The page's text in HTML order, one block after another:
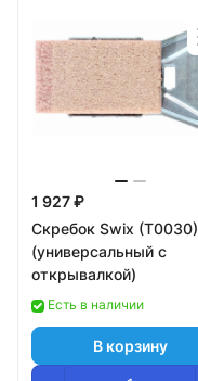
1 927 ₽
Скребок Swix (T0030)
(универсальный с
открывалкой)
Есть в наличии
В корзину